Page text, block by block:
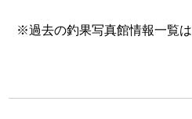
※過去の釣果写真館情報一覧は